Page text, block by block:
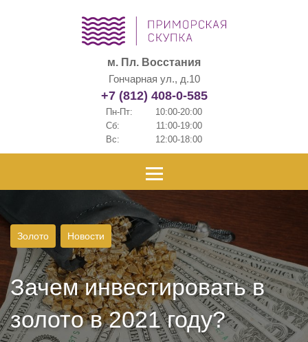
м. Пл. Восстания
Гончарная ул., д.10
+7 (812) 408-0-585
Пн-Пт:
10:00-20:00
Сб:
11:00-19:00
Вс:
12:00-18:00
Золото Новости
Зачем инвестировать в
золото в 2021 году?